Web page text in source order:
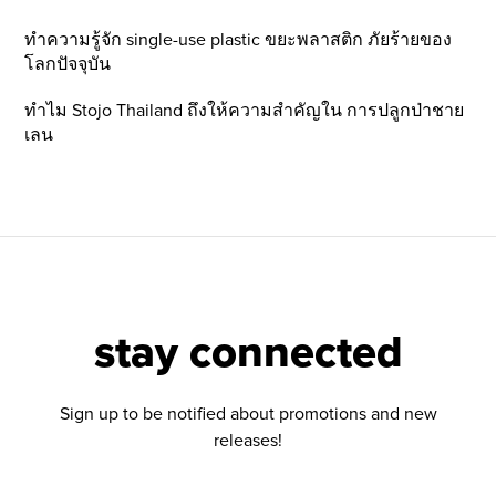
ทำความรู้จัก single-use plastic ขยะพลาสติก ภัยร้ายของ
โลกปัจจุบัน
ทำไม Stojo Thailand ถึงให้ความสำคัญใน การปลูกป่าชาย
เลน
stay connected
Sign up to be notified about promotions and new
releases!